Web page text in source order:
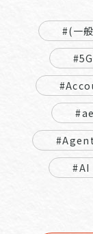
#(一
#5G
#AI